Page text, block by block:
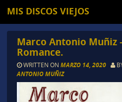
MIS DISCOS VIEJOS
Marco Antonio Muñiz
Romance.
WRITTEN ON MARZO 14, 2020
ANTONIO MUÑIZ